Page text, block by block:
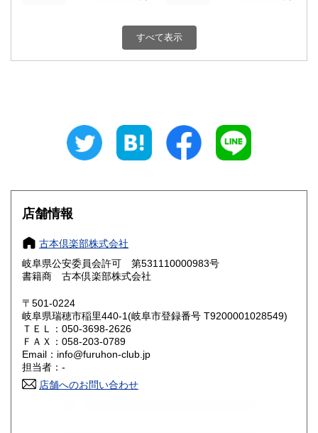
800円 富山県
800円 三重県
大阪府
奈良県 800円
鳥取県 800円 島根県
岡山県
山口県 800円
香川県 800円
高知県 800円
すべて表示
店舗情報
古本倶楽部株式会社
岐阜県公安委員会許可 第531110000983号
書籍商 古本倶楽部株式会社
〒501-0224
岐阜県瑞穂市稲里440-1(岐阜市登録番号 T9200001028549)
ＴＥＬ：050-3698-2626
ＦＡＸ：058-203-0789
Email：info@furuhon-club.jp
担当者：-
店舗へのお問い合わせ